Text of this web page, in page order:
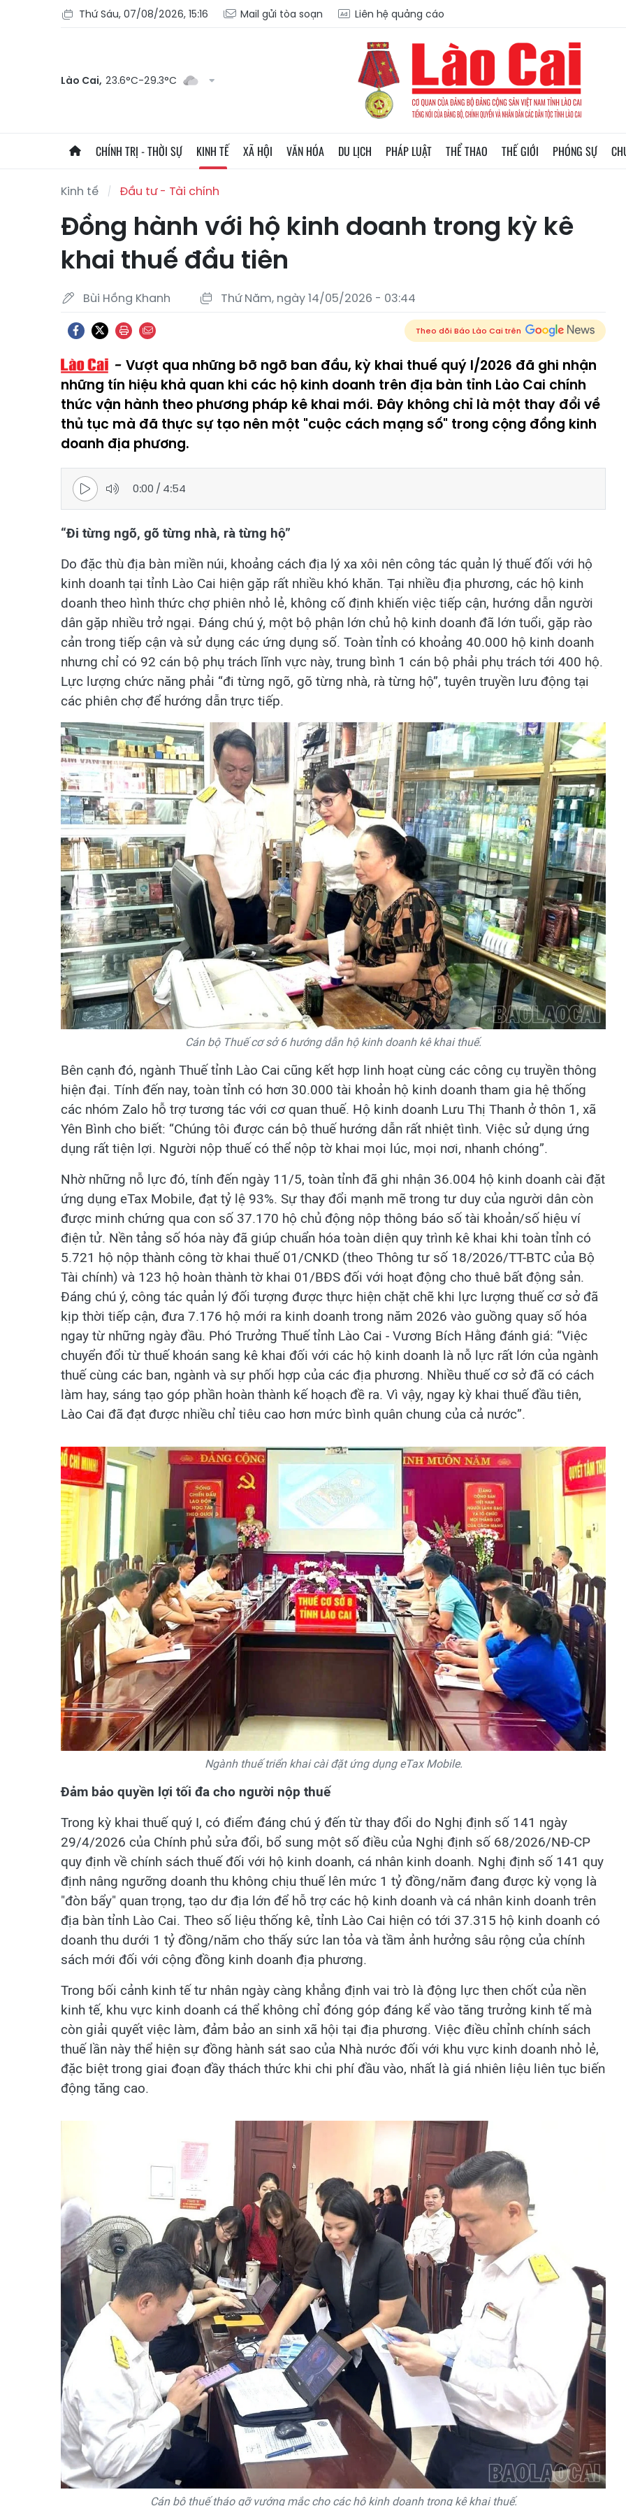
Thứ Sáu, 07/08/2026, 15:16 Mail gửi tòa soạn Liên hệ quảng cáo
Lào Cai, 23.6°C-29.3°C
CHÍNH TRỊ - THỜI SỰ KINH TẾ XÃ HỘI VĂN HÓA DU LỊCH PHÁP LUẬT THỂ THAO THẾ GIỚI PHÓNG SỰ
Kinh tế Đầu tư - Tài chính
Đồng hành với hộ kinh doanh trong kỳ kê
khai thuế đầu tiên
Bùi Hồng Khanh Thứ Năm, ngày 14/05/2026 - 03:44
Theo dõi Báo Lào Cai trên
Vượt qua những bỡ ngỡ ban đầu, kỳ khai thuế quý I/2026 đã ghi nhận
những tín hiệu khả quan khi các hộ kinh doanh trên địa bàn tỉnh Lào Cai chính
thức vận hành theo phương pháp kê khai mới. Đây không chỉ là một thay đổi về
thủ tục mà đã thực sự tạo nên một "cuộc cách mạng số" trong cộng đồng kinh
doanh địa phương.
0:00 / 4:54
“Đi từng ngõ, gõ từng nhà, rà từng hộ”
Do đặc thù địa bàn miền núi, khoảng cách địa lý xa xôi nên công tác quản lý thuế đối với hộ
kinh doanh tại tỉnh Lào Cai hiện gặp rất nhiều khó khăn. Tại nhiều địa phương, các hộ kinh
doanh theo hình thức chợ phiên nhỏ lẻ, không cố định khiến việc tiếp cận, hướng dẫn người
dân gặp nhiều trở ngại. Đáng chú ý, một bộ phận lớn chủ hộ kinh doanh đã lớn tuổi, gặp rào
cản trong tiếp cận và sử dụng các ứng dụng số. Toàn tỉnh có khoảng 40.000 hộ kinh doanh
nhưng chỉ có 92 cán bộ phụ trách lĩnh vực này, trung bình 1 cán bộ phải phụ trách tới 400 hộ.
Lực lượng chức năng phải “đi từng ngõ, gõ từng nhà, rà từng hộ”, tuyên truyền lưu động tại
các phiên chợ để hướng dẫn trực tiếp.
Cán bộ Thuế cơ sở 6 hướng dẫn hộ kinh doanh kê khai thuế.
Bên cạnh đó, ngành Thuế tỉnh Lào Cai cũng kết hợp linh hoạt cùng các công cụ truyền thông
hiện đại. Tính đến nay, toàn tỉnh có hơn 30.000 tài khoản hộ kinh doanh tham gia hệ thống
các nhóm Zalo hỗ trợ tương tác với cơ quan thuế. Hộ kinh doanh Lưu Thị Thanh ở thôn 1, xã
Yên Bình cho biết: “Chúng tôi được cán bộ thuế hướng dẫn rất nhiệt tình. Việc sử dụng ứng
dụng rất tiện lợi. Người nộp thuế có thể nộp tờ khai mọi lúc, mọi nơi, nhanh chóng”.
Nhờ những nỗ lực đó, tính đến ngày 11/5, toàn tỉnh đã ghi nhận 36.004 hộ kinh doanh cài đặt
ứng dụng eTax Mobile, đạt tỷ lệ 93%. Sự thay đổi mạnh mẽ trong tư duy của người dân còn
được minh chứng qua con số 37.170 hộ chủ động nộp thông báo số tài khoản/số hiệu ví
điện tử. Nền tảng số hóa này đã giúp chuẩn hóa toàn diện quy trình kê khai khi toàn tỉnh có
5.721 hộ nộp thành công tờ khai thuế 01/CNKD (theo Thông tư số 18/2026/TT-BTC của Bộ
Tài chính) và 123 hộ hoàn thành tờ khai 01/BĐS đối với hoạt động cho thuê bất động sản.
Đáng chú ý, công tác quản lý đối tượng được thực hiện chặt chẽ khi lực lượng thuế cơ sở đã
kịp thời tiếp cận, đưa 7.176 hộ mới ra kinh doanh trong năm 2026 vào guồng quay số hóa
ngay từ những ngày đầu. Phó Trưởng Thuế tỉnh Lào Cai - Vương Bích Hằng đánh giá: “Việc
chuyển đổi từ thuế khoán sang kê khai đối với các hộ kinh doanh là nỗ lực rất lớn của ngành
thuế cùng các ban, ngành và sự phối hợp của các địa phương. Nhiều thuế cơ sở đã có cách
làm hay, sáng tạo góp phần hoàn thành kế hoạch đề ra. Vì vậy, ngay kỳ khai thuế đầu tiên,
Lào Cai đã đạt được nhiều chỉ tiêu cao hơn mức bình quân chung của cả nước”.
Ngành thuế triển khai cài đặt ứng dụng eTax Mobile.
Đảm bảo quyền lợi tối đa cho người nộp thuế
Trong kỳ khai thuế quý I, có điểm đáng chú ý đến từ thay đổi do Nghị định số 141 ngày
29/4/2026 của Chính phủ sửa đổi, bổ sung một số điều của Nghị định số 68/2026/NĐ-CP
quy định về chính sách thuế đối với hộ kinh doanh, cá nhân kinh doanh. Nghị định số 141 quy
định nâng ngưỡng doanh thu không chịu thuế lên mức 1 tỷ đồng/năm đang được kỳ vọng là
"đòn bẩy" quan trọng, tạo dư địa lớn để hỗ trợ các hộ kinh doanh và cá nhân kinh doanh trên
địa bàn tỉnh Lào Cai. Theo số liệu thống kê, tỉnh Lào Cai hiện có tới 37.315 hộ kinh doanh có
doanh thu dưới 1 tỷ đồng/năm cho thấy sức lan tỏa và tầm ảnh hưởng sâu rộng của chính
sách mới đối với cộng đồng kinh doanh địa phương.
Trong bối cảnh kinh tế tư nhân ngày càng khẳng định vai trò là động lực then chốt của nền
kinh tế, khu vực kinh doanh cá thể không chỉ đóng góp đáng kể vào tăng trưởng kinh tế mà
còn giải quyết việc làm, đảm bảo an sinh xã hội tại địa phương. Việc điều chỉnh chính sách
thuế lần này thể hiện sự đồng hành sát sao của Nhà nước đối với khu vực kinh doanh nhỏ lẻ,
đặc biệt trong giai đoạn đầy thách thức khi chi phí đầu vào, nhất là giá nhiên liệu liên tục biến
động tăng cao.
Cán bộ thuế tháo gỡ vướng mắc cho các hộ kinh doanh trong kê khai thuế.